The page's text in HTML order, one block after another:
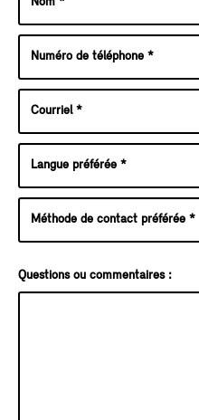
Questions ou commentaires :